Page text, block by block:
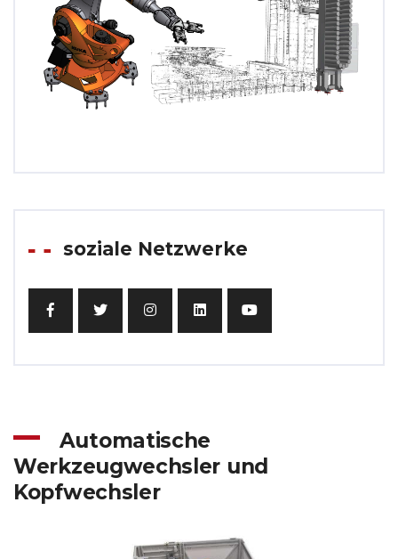
soziale Netzwerke
Automatische
Werkzeugwechsler und
Kopfwechsler